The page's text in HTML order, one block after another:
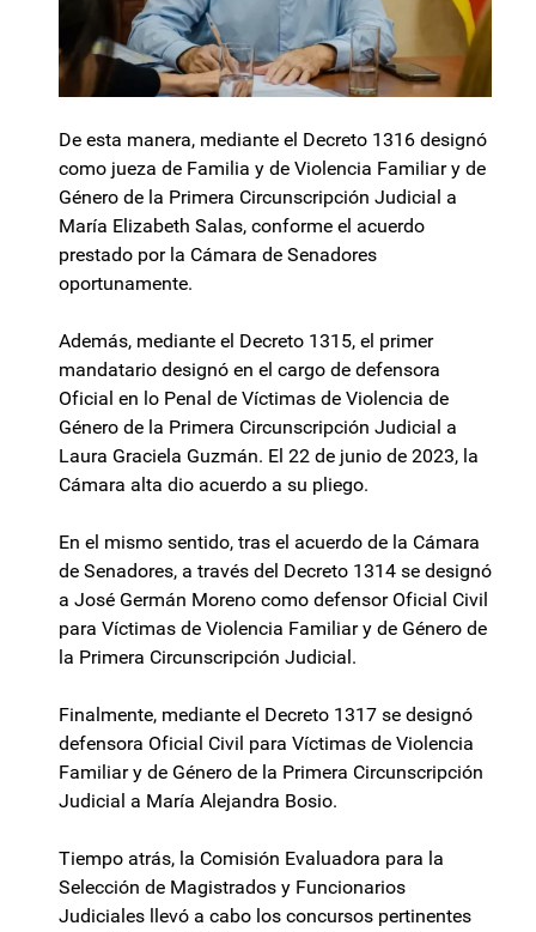
De esta manera, mediante el Decreto 1316 designó
como jueza de Familia y de Violencia Familiar y de
Género de la Primera Circunscripción Judicial a
María Elizabeth Salas, conforme el acuerdo
prestado por la Cámara de Senadores
oportunamente.
Además, mediante el Decreto 1315, el primer
mandatario designó en el cargo de defensora
Oficial en lo Penal de Víctimas de Violencia de
Género de la Primera Circunscripción Judicial a
Laura Graciela Guzmán. El 22 de junio de 2023, la
Cámara alta dio acuerdo a su pliego.
En el mismo sentido, tras el acuerdo de la Cámara
de Senadores, a través del Decreto 1314 se designó
a José Germán Moreno como defensor Oficial Civil
para Víctimas de Violencia Familiar y de Género de
la Primera Circunscripción Judicial.
Finalmente, mediante el Decreto 1317 se designó
defensora Oficial Civil para Víctimas de Violencia
Familiar y de Género de la Primera Circunscripción
Judicial a María Alejandra Bosio.
Tiempo atrás, la Comisión Evaluadora para la
Selección de Magistrados y Funcionarios
Judiciales llevó a cabo los concursos pertinentes